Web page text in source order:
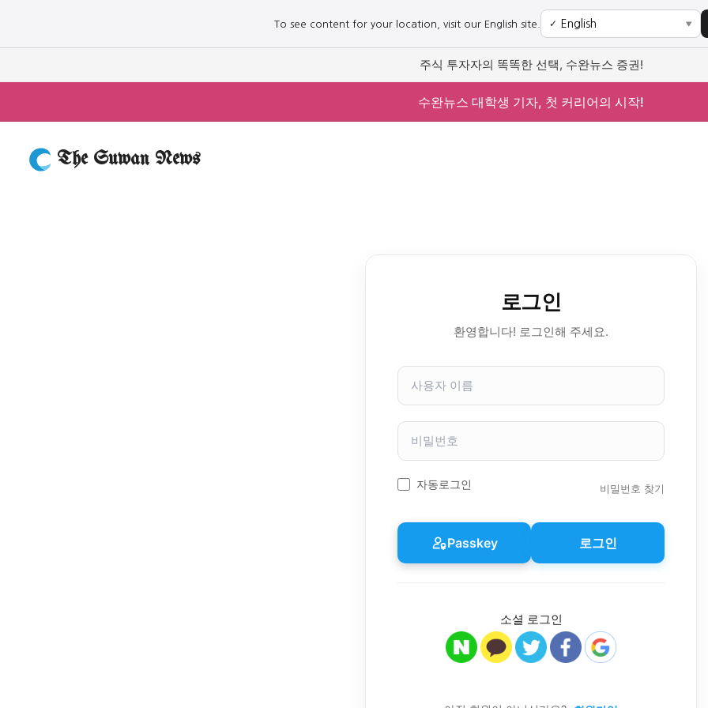
To see content for your location, visit our English site. ✓ ▼
주식 투자자의 똑똑한 선택, 수완뉴스 증권!
수완뉴스 대학생 기자, 첫 커리어의 시작!
The Suwan News
로그인
환영합니다! 로그인해 주세요.
사
자
이
비
번
호
자동로그인 비밀번호 찾기
Passkey 로그인
소셜 로그인